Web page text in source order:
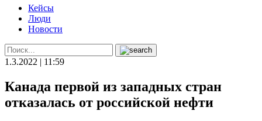
Кейсы
Люди
Новости
1.3.2022 | 11:59
Канада первой из западных стран
отказалась от российской нефти